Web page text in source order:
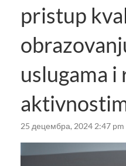
pristup
uslugama
25 децембра, 2024 2:47 pm